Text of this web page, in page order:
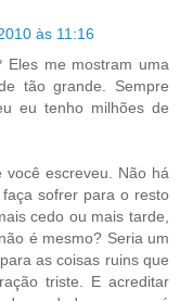
às 11:16
Eles me mostram uma
tão grande. Sempre
eu tenho milhões de
você escreveu. Não há
sofrer para o resto
cedo ou mais tarde,
é mesmo? Seria um
as coisas ruins que
triste. E acreditar